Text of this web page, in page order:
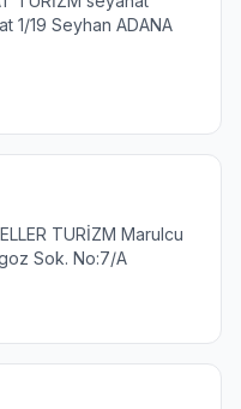
1/19 Seyhan ADANA
TURİZM Marulcu
Sok. No:7/A